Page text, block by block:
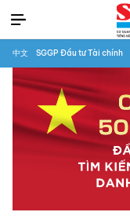
中文 SGGP Đầu tư Tài chính